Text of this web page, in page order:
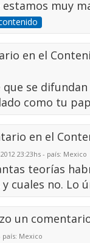
muy
en el
se
como tu
en el
23:23hs - país: Mexico
teorías
cuales no. Lo
un
país: Mexico